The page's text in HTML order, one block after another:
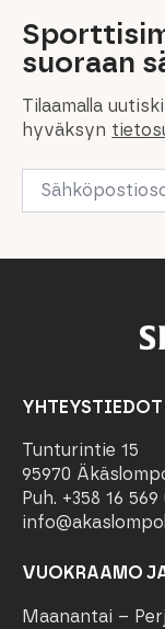
suoraan
Tilaamalla
hyväksyn
Email
YHTEYSTIEDOT
Tunturintie 15
95970
Puh. +358 16 569
VUOKRAAMO
Maanantai –